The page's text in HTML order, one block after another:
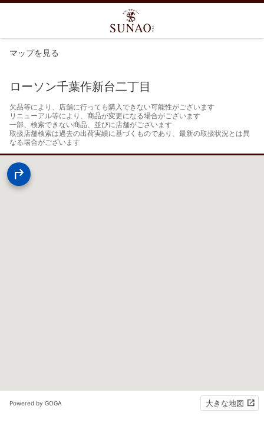
マップを見る
ローソン千葉作新台二丁目
欠品等により、店舗に行っても購入できない可能性がございます
リニューアル等により、商品が変更になる場合がございます
一部、検索できない商品、並びに店舗がございます
取扱店舗検索は過去の出荷実績に基づくものであり、最新の取扱状況とは異
なる場合がございます
Powered by GOGA 大きな地図